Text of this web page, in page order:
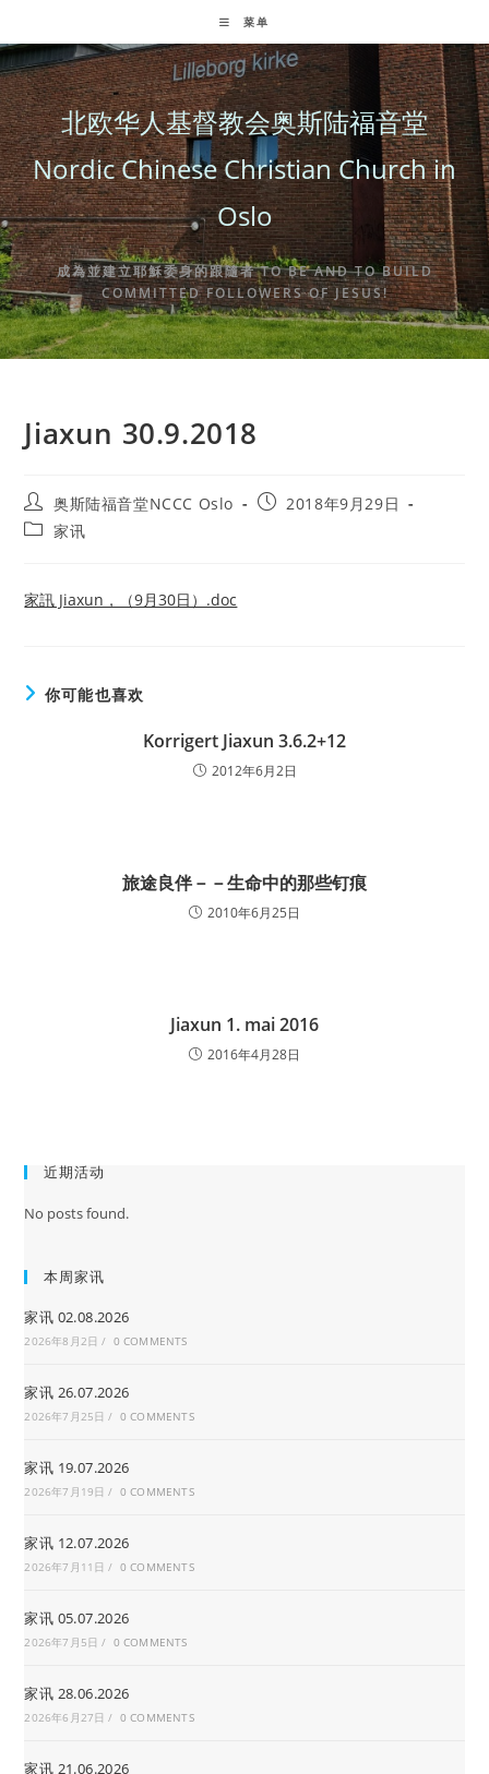
to
content
菜单
北欧华人基督教会奥斯陆福音堂
Nordic Chinese Christian Church in
Oslo
成為並建立耶穌委身的跟隨者 TO BE AND TO BUILD
COMMITTED FOLLOWERS OF JESUS!
Jiaxun 30.9.2018
Post
author:
奥斯陆福音堂NCCC Oslo
Post2018年9月29日
Post家讯
家訊 Jiaxun，（9月30日）.doc
你可能也喜欢
Korrigert Jiaxun 3.6.2+12
2012年6月2日
旅途良伴－－生命中的那些钉痕
2010年6月25日
Jiaxun 1. mai 2016
2016年4月28日
近期活动
No posts found.
本周家讯
家讯 02.08.2026
2026年8月2日 / 0 COMMENTS
家讯 26.07.2026
2026年7月25日 / 0 COMMENTS
家讯 19.07.2026
2026年7月19日 / 0 COMMENTS
家讯 12.07.2026
2026年7月11日 / 0 COMMENTS
家讯 05.07.2026
2026年7月5日 / 0 COMMENTS
家讯 28.06.2026
2026年6月27日 / 0 COMMENTS
家讯 21.06.2026